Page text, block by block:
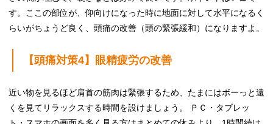
す。ここの部位が、仰向けになった時に地面に対して水平になるく
らいがちょうど良く、頭痛の改善（頭の緊張緩和）になりますよ。
【頭痛対策4】眼精疲労の改善
近い物を見るほど肩首の筋肉は緊張するため、たまにはボーっと遠
くを見てリラックスする時間を設けましょう。 ＰＣ・タブレッ